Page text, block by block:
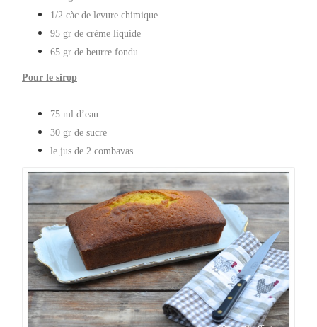
1/2 càc de levure chimique
95 gr de crème liquide
65 gr de beurre fondu
Pour le sirop
75 ml d’eau
30 gr de sucre
le jus de 2 combavas